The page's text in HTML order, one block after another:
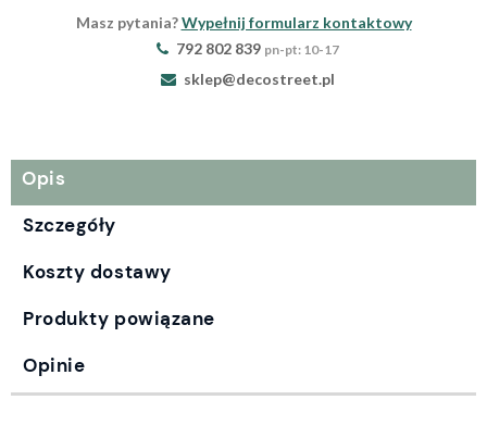
Masz pytania?Wypełnij formularz kontaktowy
792 802 839 pn-pt: 10-17
sklep@decostreet.pl
Opis
Szczegóły
Koszty dostawy
Produkty powiązane
Opinie